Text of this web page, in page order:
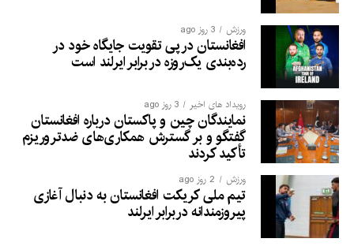
ورزش 3 روز ago
افغانستان در پی تقویت جایگاه خود در
رده‌بندی یک‌روزه در برابر ایرلند است
رویداد های اخیر 3 روز ago
نمایندگان چین و پاکستان درباره افغانستان
گفتگو و بر گسترش همکاری‌های ضدتروریزم
تأکید کردند
ورزش 2 روز ago
تیم ملی کریکت افغانستان به دنبال آغازی
پیروزمندانه دربرابر ایرلند